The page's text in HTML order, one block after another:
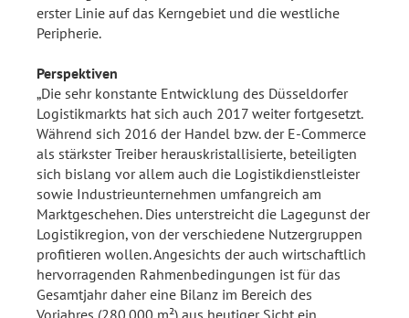
erster Linie auf das Kerngebiet und die westliche
Peripherie.
Perspektiven
„Die sehr konstante Entwicklung des Düsseldorfer
Logistikmarkts hat sich auch 2017 weiter fortgesetzt.
Während sich 2016 der Handel bzw. der E-Commerce
als stärkster Treiber herauskristallisierte, beteiligten
sich bislang vor allem auch die Logistikdienstleister
sowie Industrieunternehmen umfangreich am
Marktgeschehen. Dies unterstreicht die Lagegunst der
Logistikregion, von der verschiedene Nutzergruppen
profitieren wollen. Angesichts der auch wirtschaftlich
hervorragenden Rahmenbedingungen ist für das
Gesamtjahr daher eine Bilanz im Bereich des
Vorjahres (280.000 m²) aus heutiger Sicht ein